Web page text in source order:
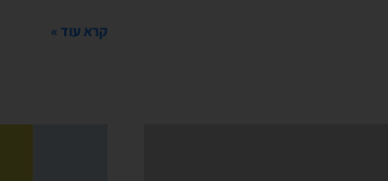
קרא עוד »